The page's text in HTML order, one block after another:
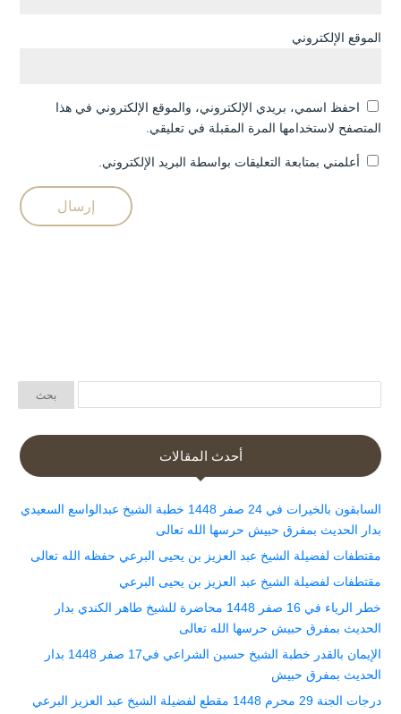
الموقع الإلكتروني
احفظ اسمي، بريدي الإلكتروني، والموقع الإلكتروني في هذا
المتصفح لاستخدامها المرة المقبلة في تعليقي.
أعلمني بمتابعة التعليقات بواسطة البريد الإلكتروني.
أحدث المقالات
السابقون بالخيرات في 24 صفر 1448 خطبة الشيخ عبدالواسع السعيدي
بدار الحديث بمفرق حبيش حرسها الله تعالى
مقتطفات لفضيلة الشيخ عبد العزيز بن يحيى البرعي حفظه الله تعالى
مقتطفات لفضيلة الشيخ عبد العزيز بن يحيى البرعي
خطر الرياء في 16 صفر 1448 محاضرة للشيخ طاهر الكندي بدار
الحديث بمفرق حبيش حرسها الله تعالى
الإيمان بالقدر خطبة الشيخ حسين الشراعي في17 صفر 1448 بدار
الحديث بمفرق حبيش
درجات الجنة 29 محرم 1448 مقطع لفضيلة الشيخ عبد العزيز البرعي